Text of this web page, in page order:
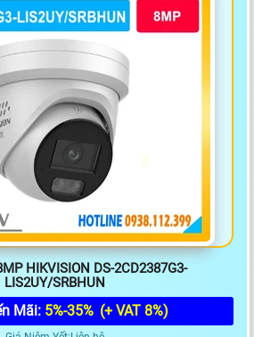
HIKVISION DS-2CD2387G3-
LIS2UY/SRBHUN
Mãi: 5%-35% (+ VAT 8%)